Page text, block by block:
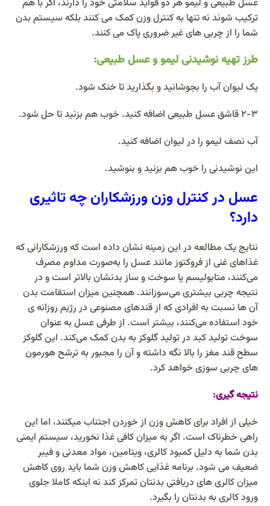
عسل طبیعی و لیمو هر دو فواید سلامتی خود را دارند، اگر با هم
ترکیب شوند نه تنها به کنترل وزن کمک می کنند بلکه سیستم بدن
شما را از چربی های غیر ضروری پاک می کنند.
طرز تهیه نوشیدنی لیمو و عسل طبیعی:
یک لیوان آب را بجوشانید و بگذارید تا خنک شود.
2-3 قاشق عسل طبیعی اضافه کنید. خوب هم بزنید تا حل شود.
آب نصف لیمو را در لیوان اضافه کنید.
این نوشیدنی را خوب هم بزنید و بنوشید.
عسل در کنترل وزن ورزشکاران چه تاثیری
دارد؟
نتایج یک مطالعه در این زمینه نشان داده است که ورزشکارانی که
غذاهای غنی از فروکتوز مانند عسل را به‌صورت مداوم مصرف
می‌کنند، متابولیسم یا سوخت‌ و ساز بدنشان بالاتر است و در
نتیجه چربی بیشتری می‌سوزانند. همچنین میزان استقامت بدن
آن‌ ها نسبت به افرادی که از قندهای مصنوعی در رژیم روزانه ی
خود استفاده می‌کنند، بیشتر است. از طرفی عسل به‌ عنوان
سوخت تولید کبد در تولید گلوکز به بدن کمک می‌کند. این گلوکز
سطح قند مغز را بالا نگه‌ داشته و آن را مجبور به ترشح هورمون‌
های چربی سوزی خواهد کرد.
نتیجه گیری:
خیلی از افراد برای کاهش وزن از خوردن اجتناب میکنند، اما این
راهی خطرناک است. اگر به میزان کافی غذا نخورید، سیستم ایمنی
بدن شما به دلیل کمبود کالری، ویتامین، مواد معدنی و فیبر
ضعیف می شود. برنامه غذایی کاهش وزن شما باید روی کاهش
میزان کالری های دریافتی بدنتان تمرکز کند نه اینکه کاملا جلوی
ورود کالری به بدنتان را بگیرد.